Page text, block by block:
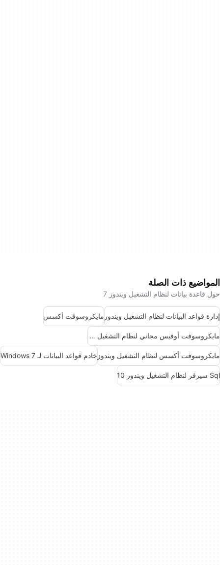
المواضيع ذات الصلة
حول قاعدة بيانات لنظام التشغيل ويندوز 7
إدارة قواعد البيانات لنظام التشغيل ويندوز مايكروسوفت أكسس
مايكروسوفت أوفيس مجاني لنظام التشغيل ويندوز 7
مايكروسوفت أكسس لنظام التشغيل ويندوز خادم قواعد البيانات لـ Windows 7
Sql سيرفر لنظام التشغيل ويندوز 10